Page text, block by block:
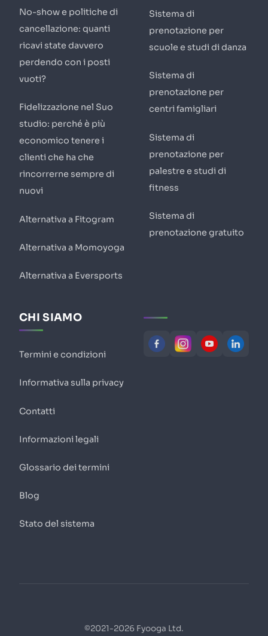
No-show e politiche di
cancellazione: quanti
ricavi state davvero
perdendo con i posti
vuoti?
Fidelizzazione nel Suo
studio: perché è più
economico tenere i
clienti che ha che
rincorrerne sempre di
nuovi
Alternativa a Fitogram
Alternativa a Momoyoga
Alternativa a Eversports
Sistema di
prenotazione per
scuole e studi di danza
Sistema di
prenotazione per
centri famigliari
Sistema di
prenotazione per
palestre e studi di
fitness
Sistema di
prenotazione gratuito
CHI SIAMO
Termini e condizioni
Informativa sulla privacy
Contatti
Informazioni legali
Glossario dei termini
Blog
Stato del sistema
©2021-2026 Fyooga Ltd.